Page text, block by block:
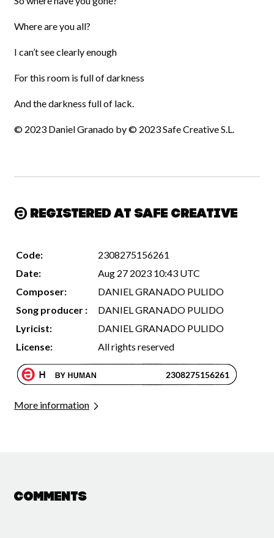
Where are you all?
I can’t see clearly enough
For this room is full of darkness
And the darkness full of lack.
© 2023 Daniel Granado by © 2023 Safe Creative S.L.
Registered at Safe Creative
Code:
2308275156261
Date:
Aug 27 2023 10:43 UTC
Composer:
DANIEL GRANADO PULIDO
Song producer :
DANIEL GRANADO PULIDO
Lyricist:
DANIEL GRANADO PULIDO
License:
All rights reserved
More information
Comments